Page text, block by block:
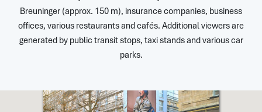
Breuninger (approx. 150 m), insurance companies, business
offices, various restaurants and cafés. Additional viewers are
generated by public transit stops, taxi stands and various car
parks.